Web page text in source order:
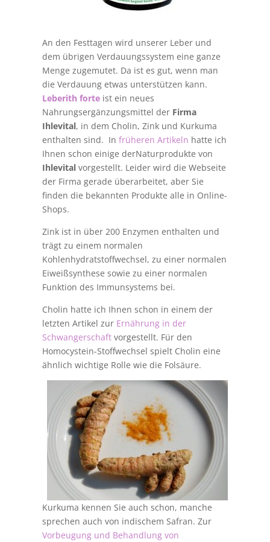
An den Festtagen wird unserer Leber und
dem übrigen Verdauungssystem eine ganze
Menge zugemutet. Da ist es gut, wenn man
die Verdauung etwas unterstützen kann.
Leberith forteist ein neues
Nahrungsergänzungsmittel der Firma
Ihlevital, in dem Cholin, Zink und Kurkuma
enthalten sind. In früheren Artikeln hatte ich
Ihnen schon einige derNaturprodukte von
Ihlevital vorgestellt. Leider wird die Webseite
der Firma gerade überarbeitet, aber Sie
finden die bekannten Produkte alle in Online-
Shops.
Zink ist in über 200 Enzymen enthalten und
trägt zu einem normalen
Kohlenhydratstoffwechsel, zu einer normalen
Eiweißsynthese sowie zu einer normalen
Funktion des Immunsystems bei.
Cholin hatte ich Ihnen schon in einem der
letzten Artikel zur Ernährung in der
Schwangerschaftvorgestellt. Für den
Homocystein-Stoffwechsel spielt Cholin eine
ähnlich wichtige Rolle wie die Folsäure.
Kurkuma kennen Sie auch schon, manche
sprechen auch von indischem Safran. Zur
Vorbeugung und Behandlung von